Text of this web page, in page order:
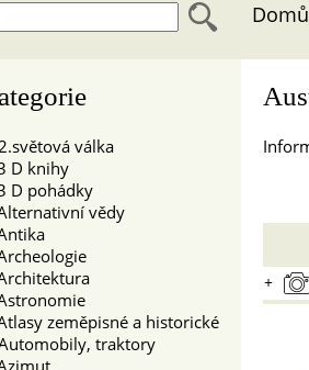
Domů
2.světová válka
D knihy
D pohádky
vědy
zeměpisné a historické
traktory
+